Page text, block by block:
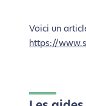
Voici un
https://